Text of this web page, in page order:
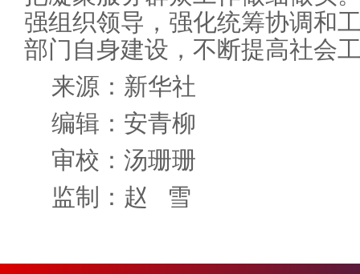
强组织领导，强化统筹协调和
部门自身建设，不断提高社会
来源：新华社
编辑：安青柳
审校：汤珊珊
监制：赵 雪